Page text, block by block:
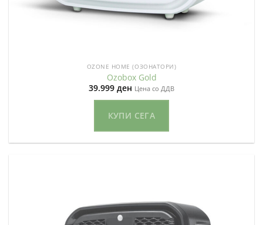
OZONE HOME (ОЗОНАТОРИ)
Ozobox Gold
39.999 ден Цена со ДДВ
КУПИ СЕГА